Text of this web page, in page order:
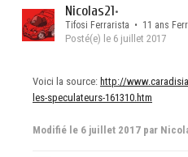
Nicolas21•
Tifosi Ferrarista • 11 ans
Posté(e) le 6 juillet 2017
Voici la source: http://
les-speculateurs-161310.htm
Modifié le 6 juillet 2017 par